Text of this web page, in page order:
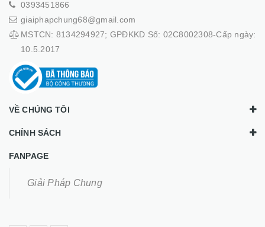
0393451866
giaiphapchung68@gmail.com
MSTCN: 8134294927; GPĐKKD Số: 02C8002308-Cấp ngày:
10.5.2017
VỀ CHÚNG TÔI
CHÍNH SÁCH
FANPAGE
Giải Pháp Chung